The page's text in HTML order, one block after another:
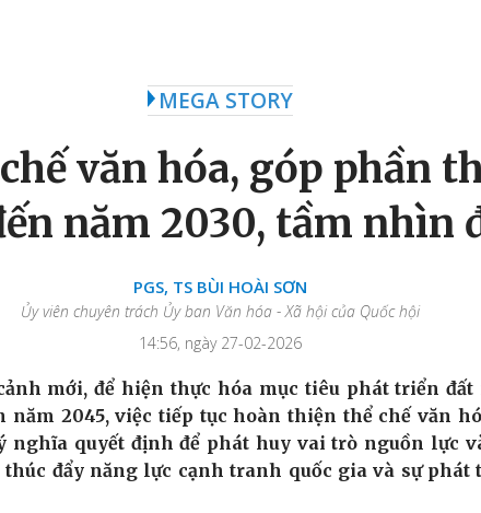
MEGA STORY
văn hóa, góp phần
năm 2030, tầm nhìn
PGS, TS BÙI HOÀI SƠN
Ủy viên chuyên trách Ủy ban Văn hóa - Xã hội của Quốc hội
14:56, ngày 27-02-2026
mới, để hiện thực hóa mục tiêu phát triển đất
năm 2045, việc tiếp tục hoàn thiện thể chế văn
nghĩa quyết định để phát huy vai trò nguồn lực
thúc đẩy năng lực cạnh tranh quốc gia và sự phát